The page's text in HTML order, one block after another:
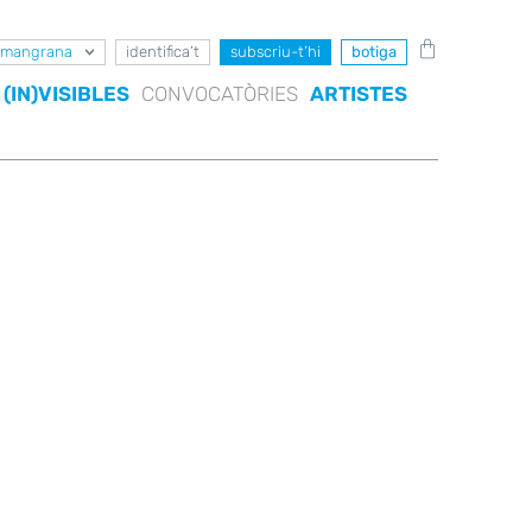
mangrana identifica’t subscriu-t’hi botiga
(IN)VISIBLES CONVOCATÒRIES ARTISTES